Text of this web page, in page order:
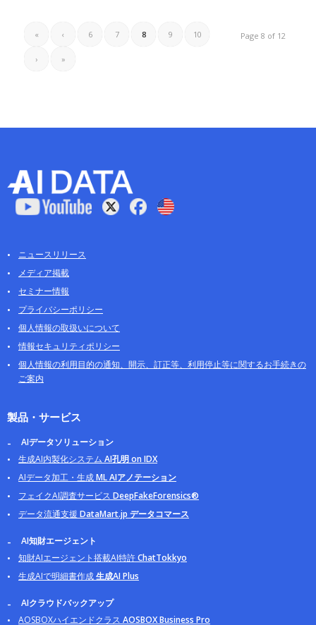
Page 8 of 12
« ‹ 6 7 8 9 10
› »
ニュースリリース
メディア掲載
セミナー情報
プライバシーポリシー
個人情報の取扱いについて
情報セキュリティポリシー
個人情報の利用目的の通知、開示、訂正等、利用停止等に関するお手続きの
ご案内
製品・サービス
AIデータソリューション
生成AI内製化システム AI孔明 on IDX
AIデータ加工・生成ML AIアノテーション
フェイクAI調査サービス DeepFakeForensics®
データ流通支援 DataMart.jp データコマース
AI知財エージェント
知財AIエージェント搭載AI特許ChatTokkyo
生成AIで明細書作成生成AI Plus
AIクラウドバックアップ
AOSBOXハイエンドクラス AOSBOX Business Pro